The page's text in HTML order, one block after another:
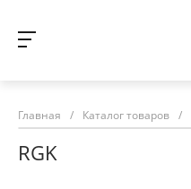
Главная / Каталог товаров /
RGK